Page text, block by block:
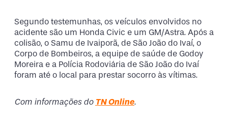
Segundo testemunhas, os veículos envolvidos no
acidente são um Honda Civic e um GM/Astra. Após a
colisão, o Samu de Ivaiporã, de São João do Ivaí, o
Corpo de Bombeiros, a equipe de saúde de Godoy
Moreira e a Polícia Rodoviária de São João do Ivaí
foram até o local para prestar socorro às vítimas.
Com informações do TN Online.